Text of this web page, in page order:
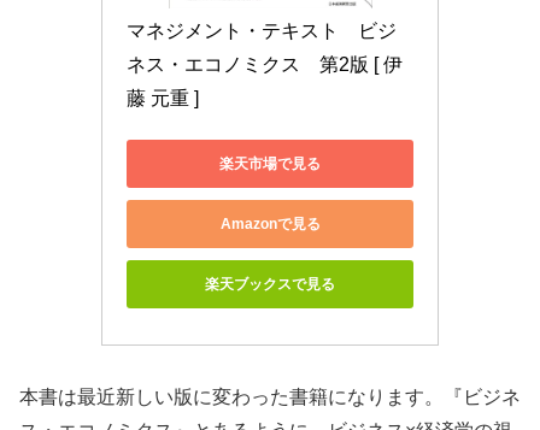
マネジメント・テキスト　ビジ
ネス・エコノミクス　第2版 [ 伊
藤 元重 ]
楽天市場で見る
Amazonで見る
楽天ブックスで見る
本書は最近新しい版に変わった書籍になります。『ビジネ